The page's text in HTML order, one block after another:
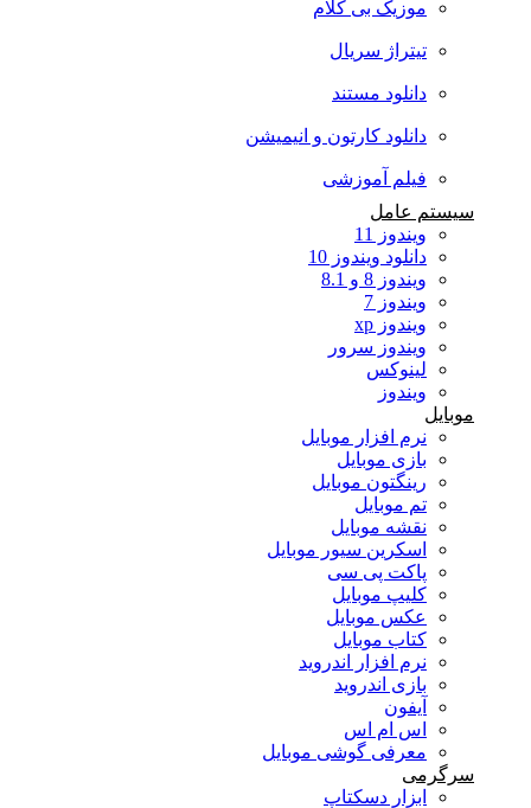
موزیک بی کلام
تیتراژ سریال
دانلود مستند
دانلود کارتون و انیمیشن
فیلم آموزشی
سیستم عامل
ویندوز 11
دانلود ویندوز 10
ویندوز 8 و 8.1
ویندوز 7
ویندوز xp
ویندوز سرور
لینوکس
ویندوز
موبایل
نرم افزار موبایل
بازی موبایل
رینگتون موبایل
تم موبایل
نقشه موبایل
اسکرین سیور موبایل
پاکت پی سی
کلیپ موبایل
عکس موبایل
کتاب موبایل
نرم افزار اندروید
بازی اندروید
آیفون
اس ام اس
معرفی گوشی موبایل
سرگرمی
ابزار دسکتاپ